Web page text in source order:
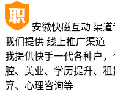
安徽快磁互动 渠道
我们提供 线上推广渠道
我提供快手一代各种户
腔、美业、学历提升、
算、心理咨询等